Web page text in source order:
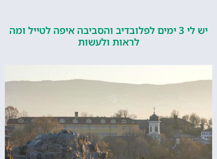
יש לי 3 ימים לפלובדיב והסביבה איפה לטייל ומה
לראות ולעשות